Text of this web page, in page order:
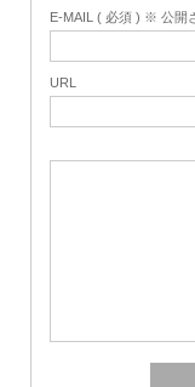
E-MAIL ( 必須 ) ※ 公開
URL